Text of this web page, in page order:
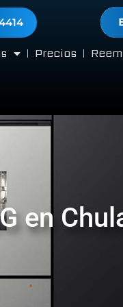
Precios
en